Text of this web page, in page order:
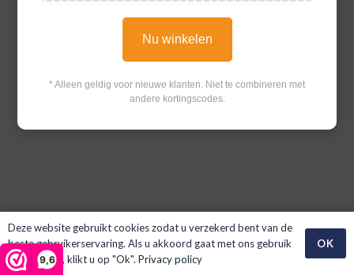
9,6
Nu winkelen
* Alleen geldig voor nieuwe klanten. Niet te combineren met
andere kortingscodes.
Deze website gebruikt cookies zodat u verzekerd bent van de
beste gebruikerservaring. Als u akkoord gaat met ons gebruik
van cookies, klikt u op "Ok". Privacy policy
OK